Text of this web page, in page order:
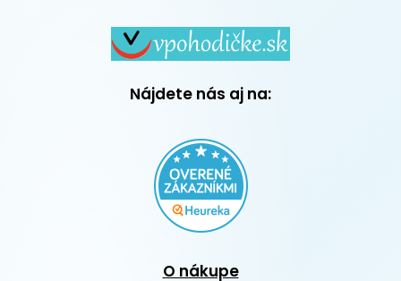
Nájdete nás aj na:
O nákupe